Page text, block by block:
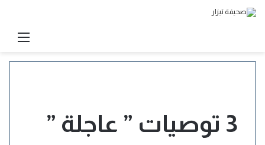
3 توصيات ” عاجلة ”